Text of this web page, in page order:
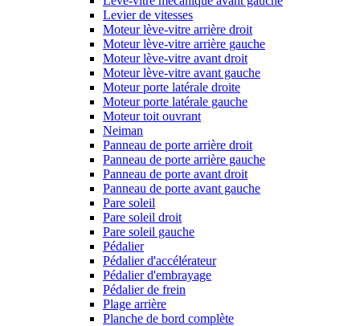
Levier de vitesses
Moteur lève-vitre arrière droit
Moteur lève-vitre arrière gauche
Moteur lève-vitre avant droit
Moteur lève-vitre avant gauche
Moteur porte latérale droite
Moteur porte latérale gauche
Moteur toit ouvrant
Neiman
Panneau de porte arrière droit
Panneau de porte arrière gauche
Panneau de porte avant droit
Panneau de porte avant gauche
Pare soleil
Pare soleil droit
Pare soleil gauche
Pédalier
Pédalier d'accélérateur
Pédalier d'embrayage
Pédalier de frein
Plage arrière
Planche de bord complète